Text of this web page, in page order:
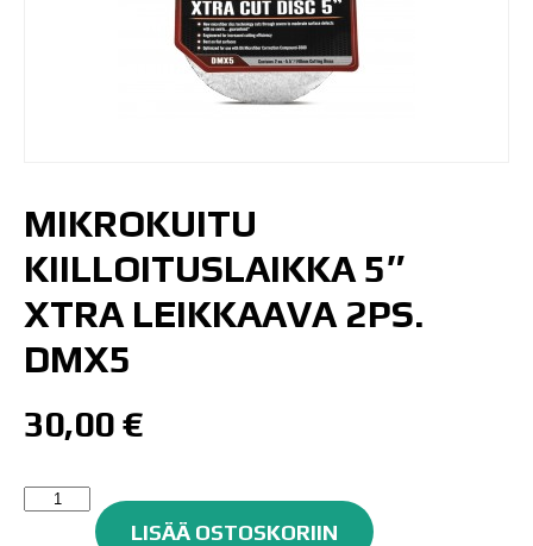
MIKROKUITU
KIILLOITUSLAIKKA 5″
XTRA LEIKKAAVA 2PS.
DMX5
30,00 €
MIKROKUITU
KIILLOITUSLAIKKALISÄÄ OSTOSKORIIN